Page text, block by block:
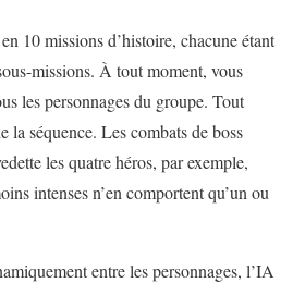
10 missions d’histoire, chacune étant
missions. À tout moment, vous
les personnages du groupe. Tout
la séquence. Les combats de boss
les quatre héros, par exemple,
intenses n’en comportent qu’un ou
entre les personnages, l’IA